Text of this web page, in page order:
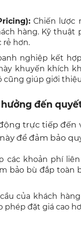
Chiến lược
hàng. Kỹ thuật
rẻ hơn.
nghiệp kết
khuyến khích
giúp giới
đến
trực tiếp
để đảm bảo
khoản phí
bảo bù đắp toàn
của khách
phép đặt giá cao